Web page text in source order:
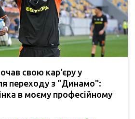
свою кар'єру у
переходу з "Динамо":
в моєму професійному